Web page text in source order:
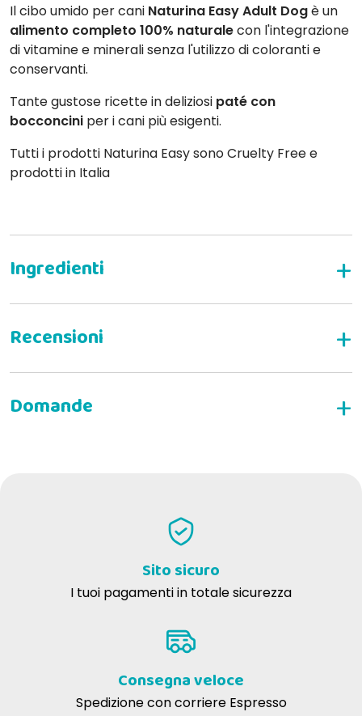
Il cibo umido per cani Naturina Easy Adult Dogè un
alimento completo 100% naturalecon l'integrazione
di vitamine e minerali senza l'utilizzo di coloranti e
conservanti.
Tante gustose ricette in deliziosi paté con
bocconcini per i cani più esigenti.
Tutti i prodotti Naturina Easy sono Cruelty Free e
prodotti in Italia
Sito sicuro
I tuoi pagamenti in totale sicurezza
Consegna veloce
Spedizione con corriere Espresso